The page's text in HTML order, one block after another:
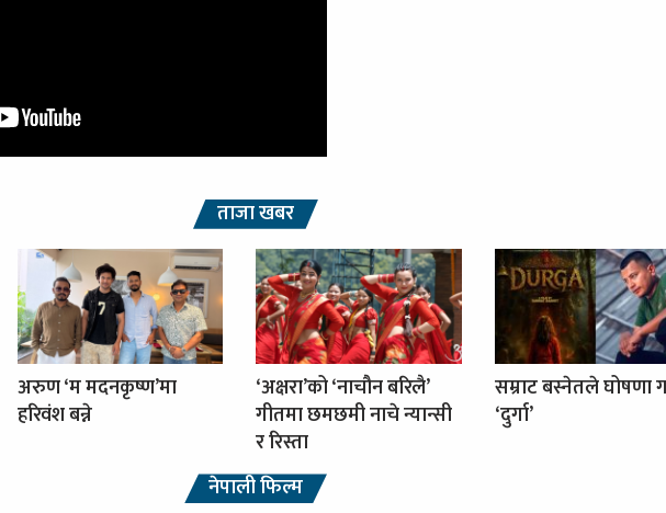
ताजा खबर
अरुण ‘म मदनकृष्ण’मा
हरिवंश बन्ने
‘अक्षरा’को ‘नाचौन बरिलै’
गीतमा छमछमी नाचे न्यान्सी
र रिस्ता
सम्राट बस्नेतले घोषणा
‘दुर्गा’
नेपाली फिल्म